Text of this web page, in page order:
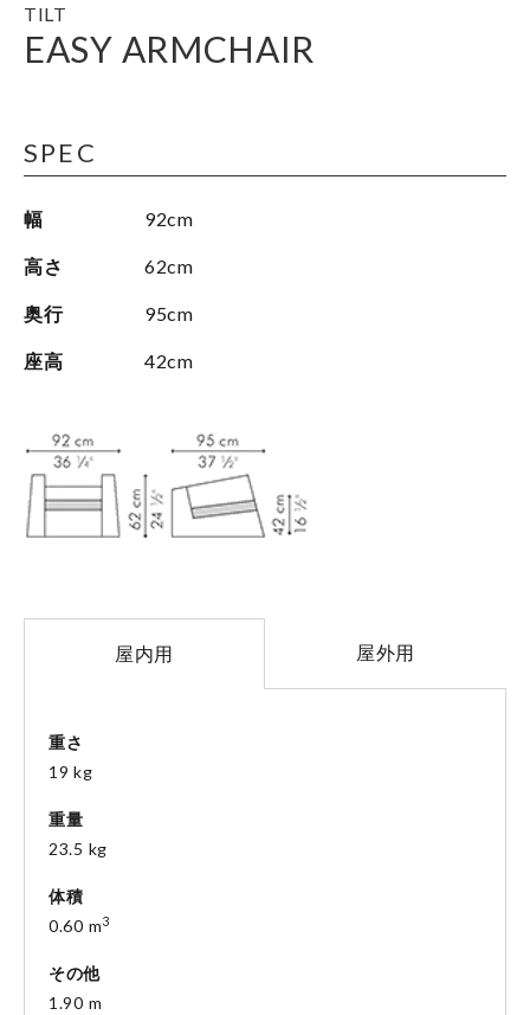
TILT
EASY ARMCHAIR
SPEC
幅 92cm
高さ 62cm
奥行 95cm
座高 42cm
屋内用 屋外用
重さ
19 kg
重量
23.5 kg
体積
0.60 m3
その他
1.90 m